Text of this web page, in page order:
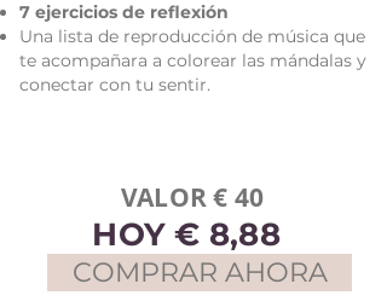
7 ejercicios de reflexión
Una lista de reproducción de música que
te acompañara a colorear las mándalas y
conectar con tu sentir.
VALOR € 40
HOY € 8,88
COMPRAR AHORA